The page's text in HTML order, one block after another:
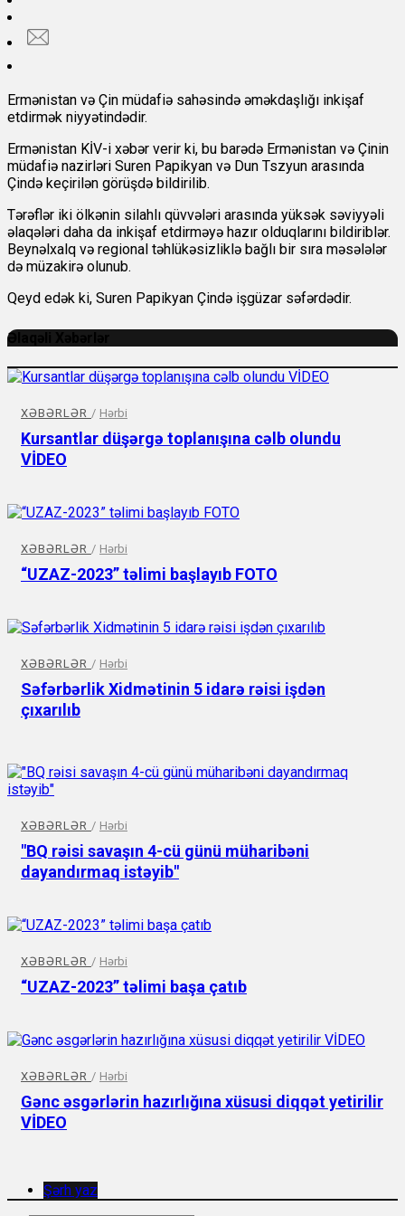
Ermənistan və Çin müdafiə sahəsində əməkdaşlığı inkişaf
etdirmək niyyətindədir.
Ermənistan KİV-i xəbər verir ki, bu barədə Ermənistan və Çinin
müdafiə nazirləri Suren Papikyan və Dun Tszyun arasında
Çində keçirilən görüşdə bildirilib.
Tərəflər iki ölkənin silahlı qüvvələri arasında yüksək səviyyəli
əlaqələri daha da inkişaf etdirməyə hazır olduqlarını bildiriblər.
Beynəlxalq və regional təhlükəsizliklə bağlı bir sıra məsələlər
də müzakirə olunub.
Qeyd edək ki, Suren Papikyan Çində işgüzar səfərdədir.
Əlaqəli Xəbərlər
XƏBƏRLƏR / Hərbi
Kursantlar düşərgə toplanışına cəlb olundu
VİDEO
XƏBƏRLƏR / Hərbi
“UZAZ-2023” təlimi başlayıb FOTO
XƏBƏRLƏR / Hərbi
Səfərbərlik Xidmətinin 5 idarə rəisi işdən
çıxarılıb
XƏBƏRLƏR / Hərbi
"BQ rəisi savaşın 4-cü günü müharibəni
dayandırmaq istəyib"
XƏBƏRLƏR / Hərbi
“UZAZ-2023” təlimi başa çatıb
XƏBƏRLƏR / Hərbi
Gənc əsgərlərin hazırlığına xüsusi diqqət yetirilir
VİDEO
Şərh yaz